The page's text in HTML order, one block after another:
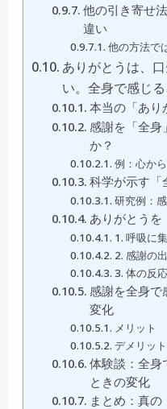
他の引き寄せ
違い
他の方法で
ありがとうは、
い。全身で感じ
本当の「あり
感謝を「全身
か？
例：心か
科学が示す「
研究例：
ありがとうを
1. 呼吸に
2. 感謝の
3. 体の反
感謝を全身で
変化
メリット
デメリット
体験談：全身
ときの変化
まとめ：真